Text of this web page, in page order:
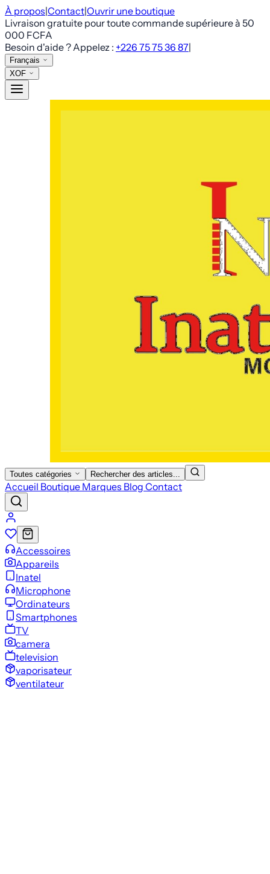
À propos|Contact|Ouvrir une boutique
Livraison gratuite pour toute commande supérieure à 50
000 FCFA
Besoin d'aide ? Appelez : +226 75 75 36 87|
Français
XOF
Toutes catégories Rechercher des articles...
Accueil Boutique Marques Blog Contact
Accessoires
Appareils
Inatel
Microphone
Ordinateurs
Smartphones
TV
camera
television
vaporisateur
ventilateur